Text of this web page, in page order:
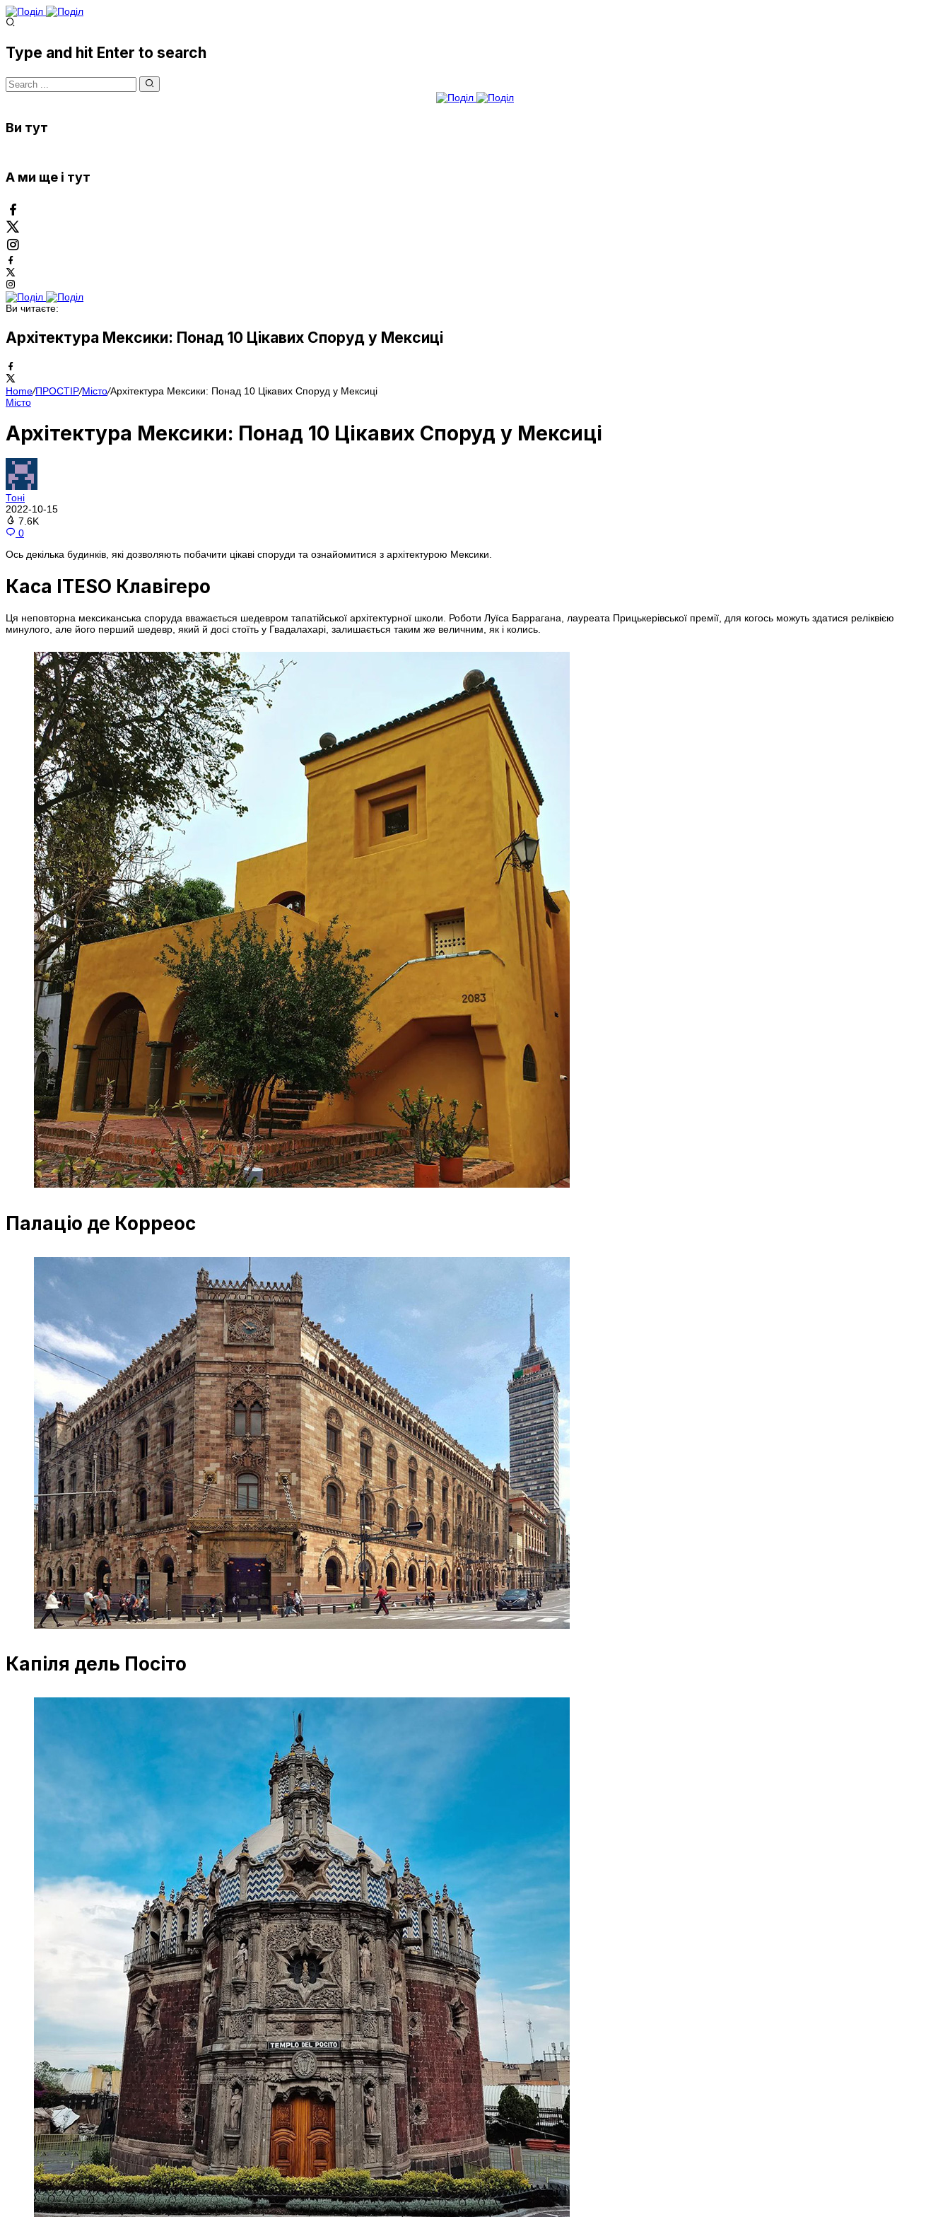
Type and hit Enter to search
Ви тут
А ми ще і тут
Ви читаєте:
Архітектура Мексики: Понад 10 Цікавих Споруд у Мексиці
Home/ПРОСТІР/Місто/Архітектура Мексики: Понад 10 Цікавих Споруд у Мексиці
Місто
Архітектура Мексики: Понад 10 Цікавих Споруд у Мексиці
Тоні
2022-10-15
7.6K
0
Ось декілька будинків, які дозволяють побачити цікаві споруди та ознайомитися з архітектурою Мексики.
Каса ITESO Клавігеро
Ця неповторна мексиканська споруда вважається шедевром тапатійської архітектурної школи. Роботи Луїса Баррагана, лауреата Прицькерівської премії, для когось можуть здатися реліквією
минулого, але його перший шедевр, який й досі стоїть у Гвадалахарі, залишається таким же величним, як і колись.
Палаціо де Корреос
Капіля дель Посіто